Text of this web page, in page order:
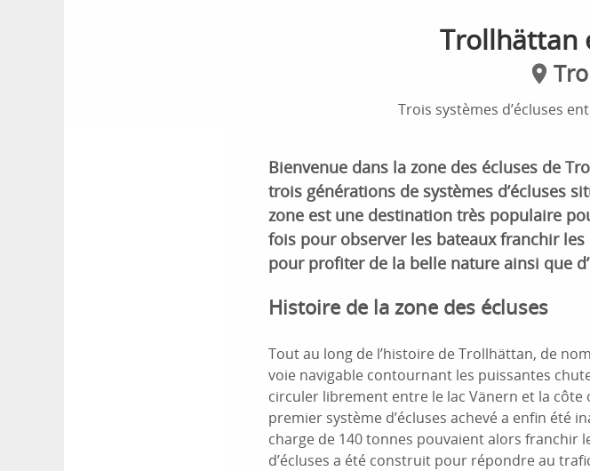
Trollhättan
Trois systèmes d’écluses
Bienvenue dans la zone des écluses de
trois générations de systèmes d’écluses
zone est une destination très populaire
fois pour observer les bateaux franchir
pour profiter de la belle nature ainsi que
Histoire de la zone des écluses
Tout au long de l’histoire de Trollhättan, de
voie navigable contournant les puissantes
circuler librement entre le lac Vänern et la côte
premier système d’écluses achevé a enfin été
charge de 140 tonnes pouvaient alors franchir
d’écluses a été construit pour répondre au